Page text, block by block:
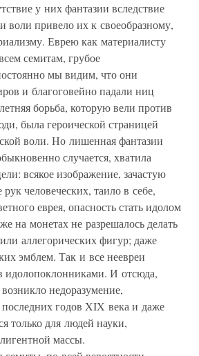
у них фантазии вследствие
воли привело их к своеобразному,
Еврею как материалисту
семитам, грубое
мы видим, что они
и благоговейно падали ниц
борьба, которую вели против
была героической страницей
воли. Но лишенная фантазии
случается, хватила
всякое изображение, зачастую
рук человеческих, таило в себе,
еврея, опасность стать идолом
на монетах не разрешалось делать
аллегорических фигур; даже
эмблем. Так и все неевреи
идолопоклонниками. И отсюда,
недоразумение,
годов XIX века и даже
только для людей науки,
массы.